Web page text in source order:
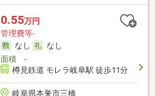
0.55万円
管理費等-
なし
なし
面積-
樽見鉄道 モレラ岐阜駅 徒歩11分
岐阜県本巣市三橋